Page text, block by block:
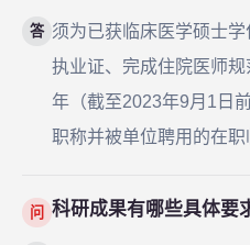
答 须为已获临床医学硕士
执业证、完成住院医师
年（截至2023年9月1日
职称并被单位聘用的在职
问 科研成果有哪些具体要